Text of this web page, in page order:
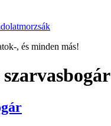
, és minden más!
szarvasbogár